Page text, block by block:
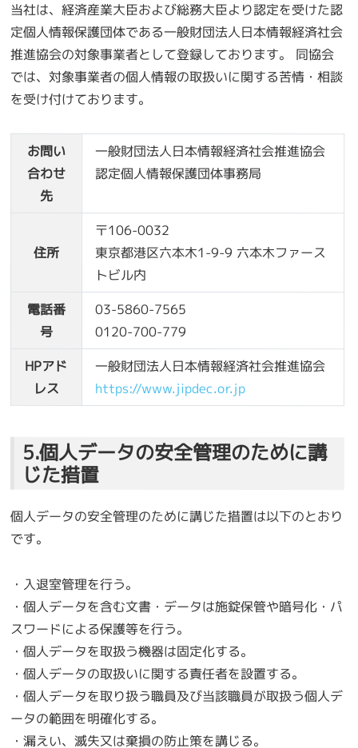
当社は、経済産業大臣および総務大臣より認定を受けた認
定個人情報保護団体である一般財団法人日本情報経済社会
推進協会の対象事業者として登録しております。 同協会
では、対象事業者の個人情報の取扱いに関する苦情・相談
を受け付けております。
お問い
合わせ
先
一般財団法人日本情報経済社会推進協会
認定個人情報保護団体事務局
住所
〒106-0032
東京都港区六本木1-9-9 六本木ファース
トビル内
電話番
号
03-5860-7565
0120-700-779
HPアド
レス
一般財団法人日本情報経済社会推進協会
https://www.jipdec.or.jp
5.個人データの安全管理のために講
じた措置
個人データの安全管理のために講じた措置は以下のとおり
です。
・入退室管理を行う。
・個人データを含む文書・データは施錠保管や暗号化・パ
スワードによる保護等を行う。
・個人データを取扱う機器は固定化する。
・個人データの取扱いに関する責任者を設置する。
・個人データを取り扱う職員及び当該職員が取扱う個人デ
ータの範囲を明確化する。
・漏えい、滅失又は棄損の防止策を講じる。